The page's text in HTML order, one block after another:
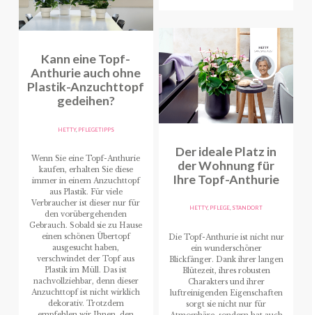
Kann eine Topf-
Anthurie auch ohne
Plastik-Anzuchttopf
gedeihen?
HETTY, PFLEGETIPPS
Wenn Sie eine Topf-Anthurie
kaufen, erhalten Sie diese
immer in einem Anzuchttopf
aus Plastik. Für viele
Verbraucher ist dieser nur für
den vorübergehenden
Gebrauch. Sobald sie zu Hause
einen schönen Übertopf
ausgesucht haben,
verschwindet der Topf aus
Plastik im Müll. Das ist
nachvollziehbar, denn dieser
Anzuchttopf ist nicht wirklich
dekorativ. Trotzdem
Der ideale Platz in
der Wohnung für
Ihre Topf-Anthurie
HETTY, PFLEGE, STANDORT
Die Topf-Anthurie ist nicht nur
ein wunderschöner
Blickfänger. Dank ihrer langen
Blütezeit, ihres robusten
Charakters und ihrer
luftreinigenden Eigenschaften
sorgt sie nicht nur für